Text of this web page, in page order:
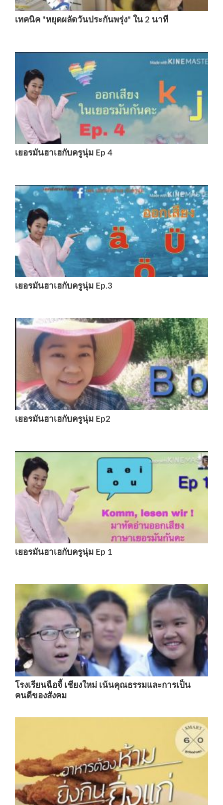
เทคนิค "หยุดผลัดวันประกันพรุ่ง" ใน 2 นาที
เยอรมันฮาเฮกับครูนุ่ม Ep 4
เยอรมันฮาเฮกับครูนุ่ม Ep.3
เยอรมันฮาเฮกับครูนุ่ม Ep2
เยอรมันฮาเฮกับครูนุ่ม Ep 1
โรงเรียนฉือจี้ เชียงใหม่ เน้นคุณธรรมและการเป็น
คนดีของสังคม